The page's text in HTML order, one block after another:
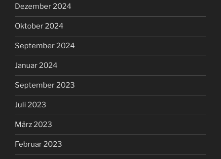
Dezember 2024
Oktober 2024
September 2024
Januar 2024
September 2023
Juli 2023
März 2023
Februar 2023